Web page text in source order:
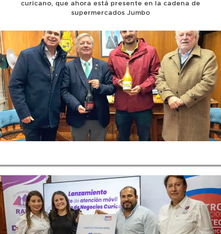
curicano, que ahora está presente en la cadena de
supermercados Jumbo